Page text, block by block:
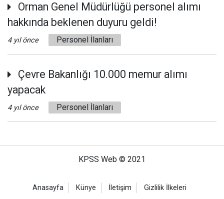
Orman Genel Müdürlüğü personel alımı
hakkında beklenen duyuru geldi!
4 yıl önce Personel İlanları
Çevre Bakanlığı 10.000 memur alımı
yapacak
4 yıl önce Personel İlanları
KPSS Web © 2021
Anasayfa Künye İletişim Gizlilik İlkeleri